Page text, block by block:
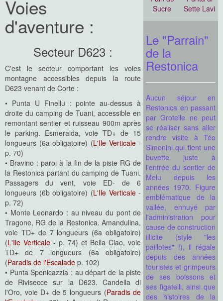
Sucre
Sette Lavi
Le "Parrain"
de la
Restonica
Aucun séjour en
Restonica en passant
par Grotelle ne peut
se réaliser sans aller
rendre visite à Téo
Simonini qui tient une
buvette juste à
l'entrée du sentier de
Melu depuis les
années 1970. Figure
emblématique de la
vallée, ennuyé par
l'administration pour
cause de construction
illicite (style "les
paillotes" !), il régale
depuis des années
touristes et grimpeurs
de ses boissons et
ses figatelli, ainsi que
des histoires de la
Voies
d'aventure :
Secteur D623 :
C'est le secteur comportant les voies
montagne accessibles depuis la route
D623 venant de Corte :
• Punta U Finellu : pointe au-dessus à
droite du camping de Tuani, accessible en
remontant sentier et ruisseau 900m après
le parking. Esmeralda, voie TD+ de 15
longueurs (6a obligatoire) (L'Ile Verticale-
p. 70)
• Bravino : paroi à la fin de la piste RG de
la Restonica partant du camping de Tuani.
Passagers du vent, voie ED- de 6
longueurs (6b obligatoire) (L'Ile Verticale-
p. 72)
• Monte Leonardo : au niveau du pont de
Tragone, RG de la Restonica. Amandulina,
voie TD+ de 7 longueurs (6a obligatoire)
(L'Ile Verticale - p. 74) et Bella Ciao, voie
TD+ de 7 longueurs (6a obligatoire)
(Paradis de l'Escalade p. 102)
• Punta Spenicazzia : au départ de la piste
de Rivisecce sur la D623. Candella di
l'Oro, voie D+ de 5 longueurs (Paradis de